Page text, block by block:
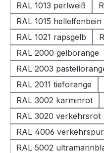
RAL 1013 perlweiß
RAL 1015 hellelfenbein
RAL 1021 rapsgelb
RAL 2000 gelborange
RAL 2003
RAL 2011 tieforange
RAL 3002 karminrot
RAL 3020 verkehrsrot
RAL 4006
RAL 5002